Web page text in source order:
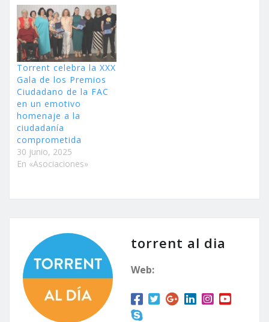
Torrent celebra la XXX
Gala de los Premios
Ciudadano de la FAC
en un emotivo
homenaje a la
ciudadanía
comprometida
30 junio, 2025
En «Asociaciones»
torrent al dia
Web: